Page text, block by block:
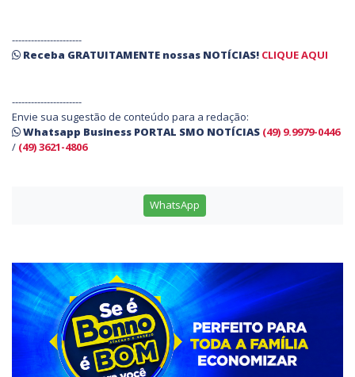
----------------------
Receba GRATUITAMENTE nossas NOTÍCIAS! CLIQUE AQUI
----------------------
Envie sua sugestão de conteúdo para a redação:
Whatsapp Business PORTAL SMO NOTÍCIAS (49) 9.9979-0446
/ (49) 3621-4806
WhatsApp